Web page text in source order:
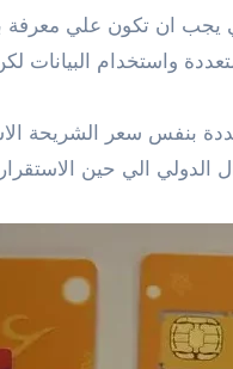
يجب ان تكون علي معرفة
واستخدام
بنفس سعر الشريحة
الدولي الي حين